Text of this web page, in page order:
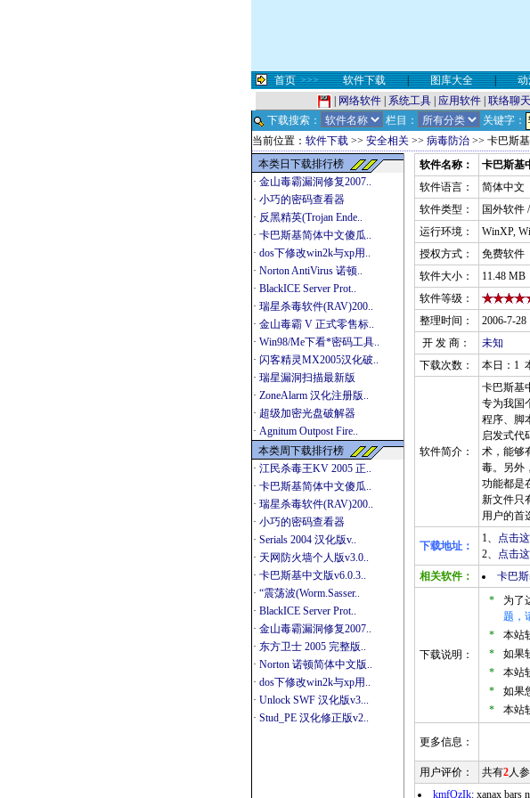
首页 >>> 软件下载 | 图库大全 | 动
网络软件 系统工具 应用软件 联络聊天
下载搜索：
栏目： 关键字：
当前位置： 软件下载 >> 安全相关 >> 病毒防治 >> 卡巴斯
本类日下载排行榜
· 金山毒霸漏洞修复2007..
· 小巧的密码查看器
· 反黑精英(Trojan Ende..
· 卡巴斯基简体中文傻瓜..
· dos下修改win2k与xp用..
· Norton AntiVirus 诺顿..
· BlackICE Server Prot..
· 瑞星杀毒软件(RAV)200..
· 金山毒霸 V 正式零售标..
· Win98/Me下看*密码工具..
· 闪客精灵MX2005汉化破..
· 瑞星漏洞扫描最新版
· ZoneAlarm 汉化注册版..
· 超级加密光盘破解器
· Agnitum Outpost Fire..
本类周下载排行榜
· 江民杀毒王KV 2005 正..
· 卡巴斯基简体中文傻瓜..
· 瑞星杀毒软件(RAV)200..
· 小巧的密码查看器
· Serials 2004 汉化版v..
· 天网防火墙个人版v3.0..
· 卡巴斯基中文版v6.0.3..
· “震荡波(Worm.Sasser..
· BlackICE Server Prot..
· 金山毒霸漏洞修复2007..
· 东方卫士 2005 完整版..
· Norton 诺顿简体中文版..
· dos下修改win2k与xp用..
· Unlock SWF 汉化版v3...
· Stud_PE 汉化修正版v2..
软件名称：
卡巴斯基
软件语言：
简体中文
软件类型：
国外软件
运行环境：
WinXP,
授权方式：
免费软件
软件大小：
11.48 MB
软件等级：
整理时间：
2006-7-28
开 发 商：
未知
下载次数：
本日：1
软件简介：
卡巴斯基
专为我国
程序、脚
启发式代
术，能够
毒。另外
功能都是
新文件只
用户的首
下载地址：
1、 点击
2、
点击
相关软件：
卡巴
下载说明：
* 为了
题，
*
本站
*
如果
*
本站
*
如果
*
本站
更多信息：
用户评价： 共有2人
kmfQzIk: xanax bars